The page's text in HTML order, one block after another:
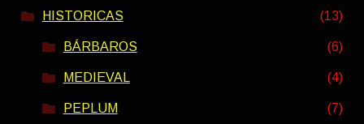
HISTORICAS (13)
BÁRBAROS (6)
MEDIEVAL (4)
PEPLUM (7)